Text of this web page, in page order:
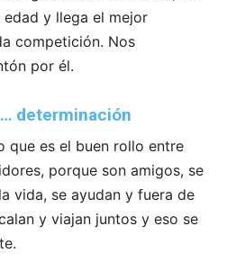
y llega el mejor
competición. Nos
por él.
determinación
que es el buen rollo entre
porque son amigos, se
vida, se ayudan y fuera de
y viajan juntos y eso se